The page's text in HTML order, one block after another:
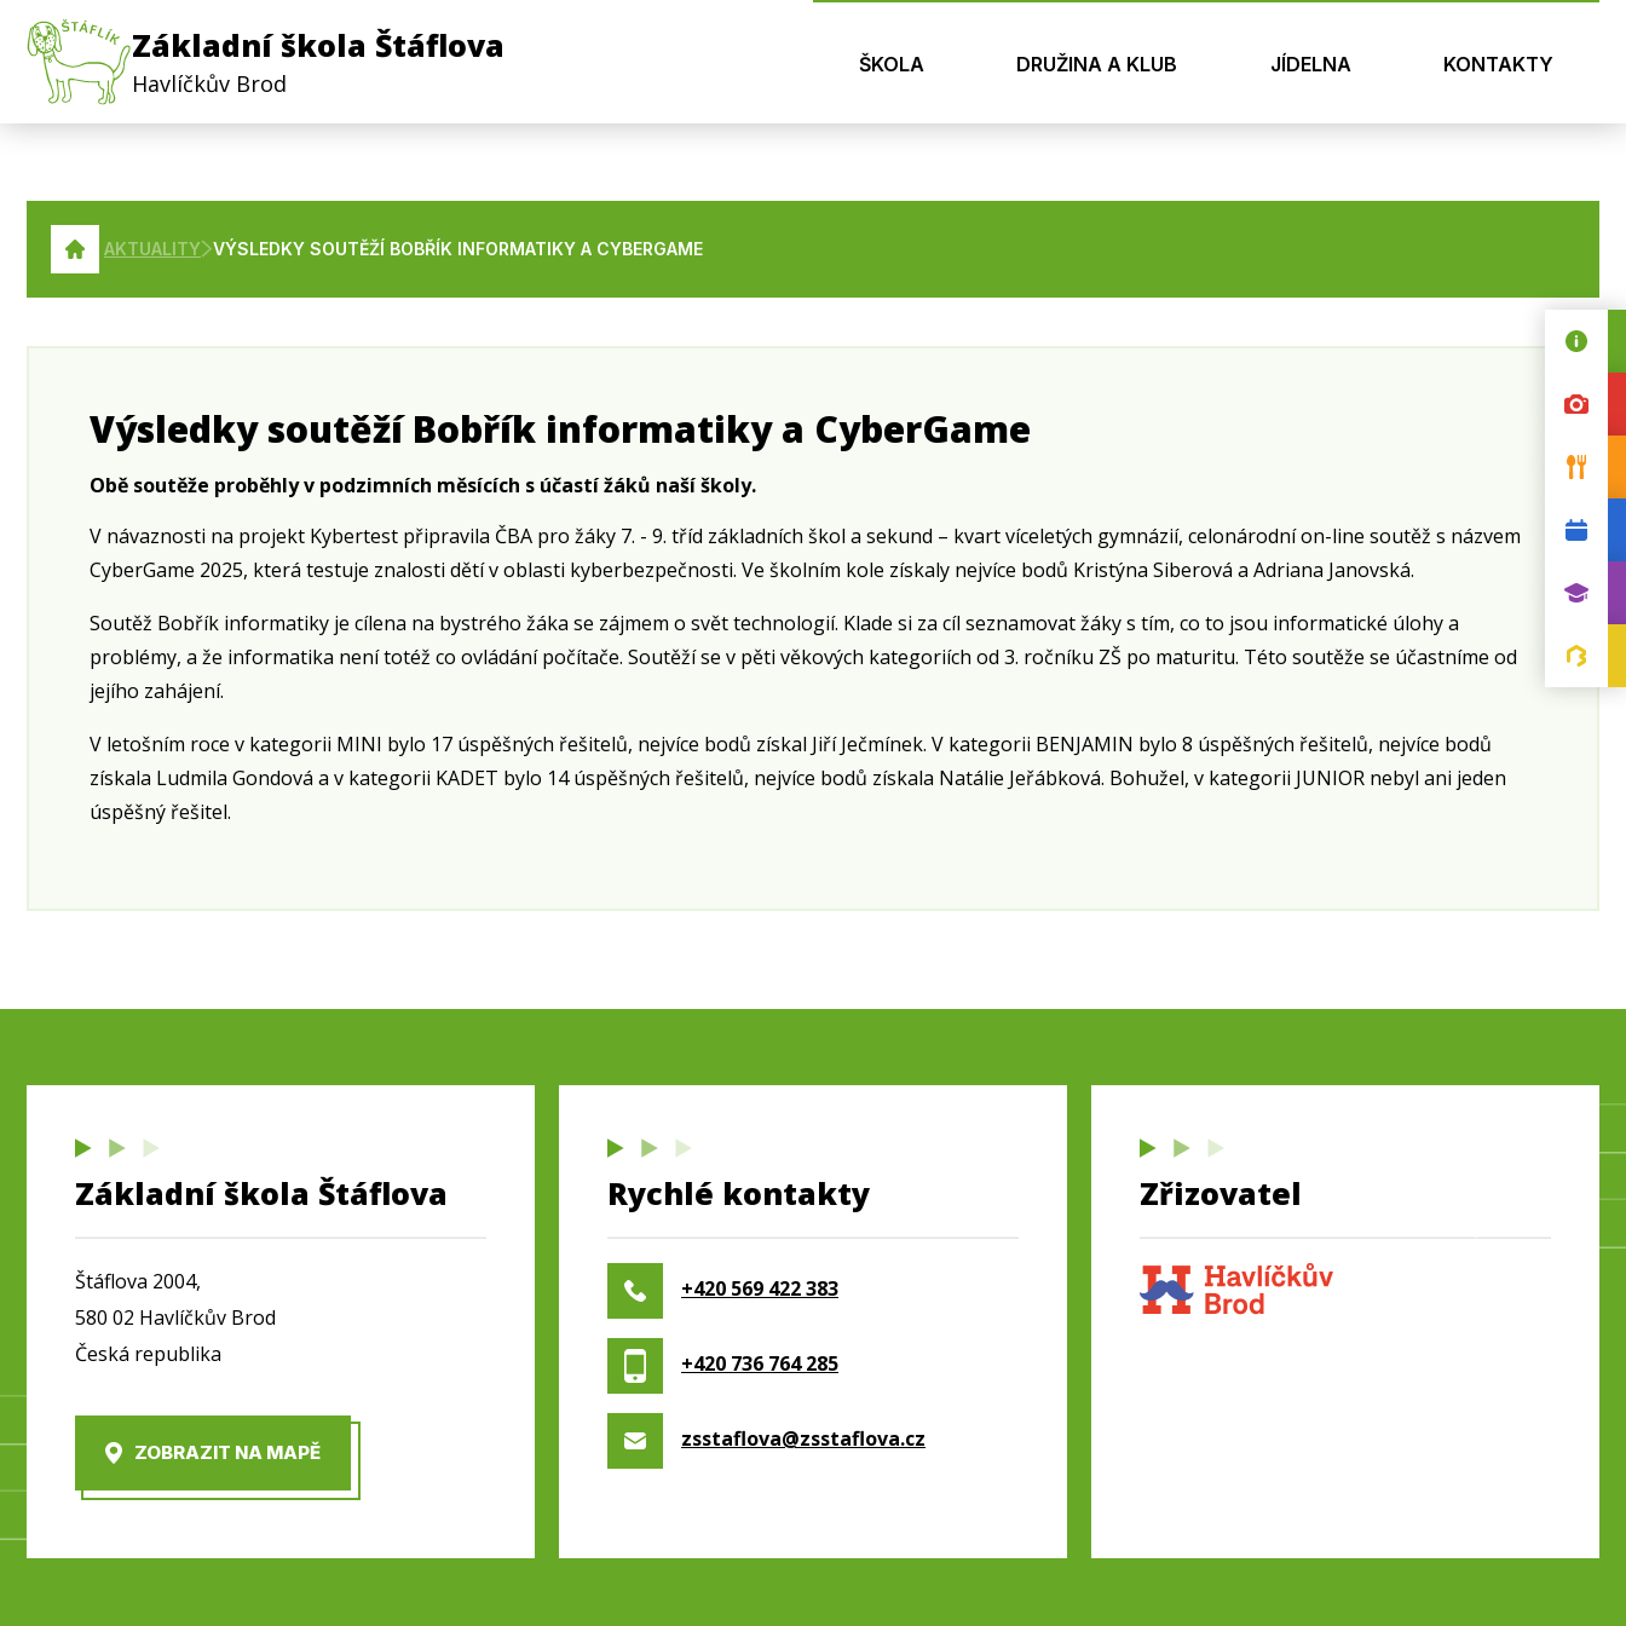
Základní škola Štáflova
Havlíčkův Brod
ŠKOLA DRUŽINA A KLUB JÍDELNA KONTAKTY
AKTUALITY VÝSLEDKY SOUTĚŽÍ BOBŘÍK INFORMATIKY A CYBERGAME
Výsledky soutěží Bobřík informatiky a CyberGame
Obě soutěže proběhly v podzimních měsících s účastí žáků naší školy.
V návaznosti na projekt Kybertest připravila ČBA pro žáky 7. - 9. tříd základních škol a sekund – kvart víceletých gymnázií, celonárodní on-line soutěž s názvem
CyberGame 2025, která testuje znalosti dětí v oblasti kyberbezpečnosti. Ve školním kole získaly nejvíce bodů Kristýna Siberová a Adriana Janovská.
Soutěž Bobřík informatiky je cílena na bystrého žáka se zájmem o svět technologií. Klade si za cíl seznamovat žáky s tím, co to jsou informatické úlohy a
problémy, a že informatika není totéž co ovládání počítače. Soutěží se v pěti věkových kategoriích od 3. ročníku ZŠ po maturitu. Této soutěže se účastníme od
jejího zahájení.
V letošním roce v kategorii MINI bylo 17 úspěšných řešitelů, nejvíce bodů získal Jiří Ječmínek. V kategorii BENJAMIN bylo 8 úspěšných řešitelů, nejvíce bodů
získala Ludmila Gondová a v kategorii KADET bylo 14 úspěšných řešitelů, nejvíce bodů získala Natálie Jeřábková. Bohužel, v kategorii JUNIOR nebyl ani jeden
úspěšný řešitel.
Základní škola Štáflova
Štáflova 2004,
580 02 Havlíčkův Brod
Česká republika
ZOBRAZIT NA MAPĚ
Rychlé kontakty
+420 569 422 383
+420 736 764 285
zsstaflova@zsstaflova.cz
Zřizovatel